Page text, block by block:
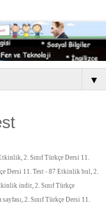
▼
2. Sınıf Türkçe Dersi 11.
Dersi 11. Test - 87 Etkinlik bul, 2.
indir, 2. Sınıf Türkçe
2. Sınıf Türkçe Dersi 11.